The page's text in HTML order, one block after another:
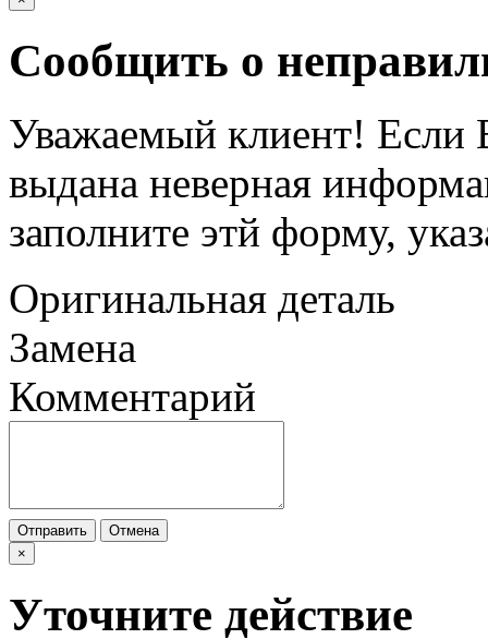
Сообщить о
Уважаемый клиент! Если
выдана неверная
заполните этй форму,
Оригинальная деталь
Замена
Комментарий
Отправить
Отмена
×
Уточните действие